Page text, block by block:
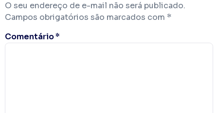
O seu endereço de e-mail não será publicado.
Campos obrigatórios são marcados com *
Comentário*